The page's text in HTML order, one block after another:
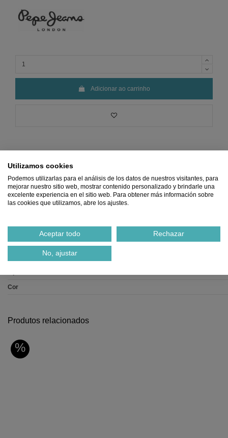
Adicionar ao carrinho
PreçoMÍNIMO
Garantido
Pagamento 100%
SEGURO
FreteGRÁTIS
a partir de 45€
Devoluções
GRÁTIS
Ref. 2560459800005
Dados do produto
Cor
Produtos relacionados
%
Utilizamos cookies
Podemos utilizarlas para el análisis de los datos de nuestros visitantes, para
mejorar nuestro sitio web, mostrar contenido personalizado y brindarle una
excelente experiencia en el sitio web. Para obtener más información sobre
las cookies que utilizamos, abre los ajustes.
Aceptar todo Rechazar
No, ajustar